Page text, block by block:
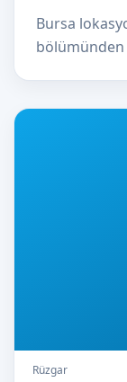
Rüzgar
Bursa